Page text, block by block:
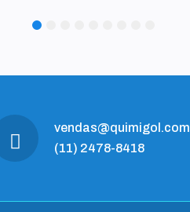
4
vendas@quimigol.com
(11) 2478-8418